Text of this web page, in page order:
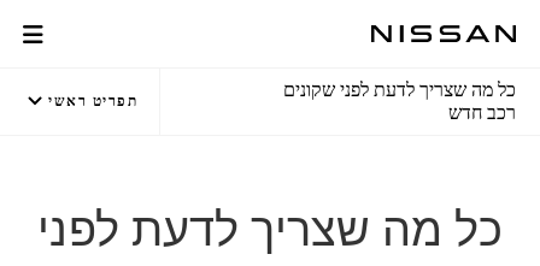
לתוכן
לתפריט
מגזין ניסאן
כל מה שצריך לדעת לפני שקונים
רכב חדש
תפריט ראשי
כל מה שצריך לדעת לפני